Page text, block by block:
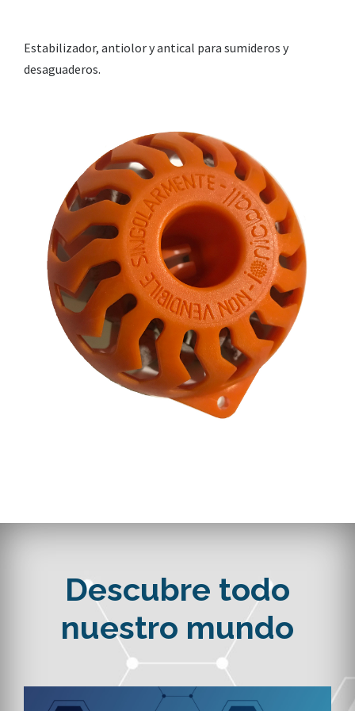
Estabilizador, antiolor y antical para sumideros y
desaguaderos.
Descubre todo
nuestro mundo